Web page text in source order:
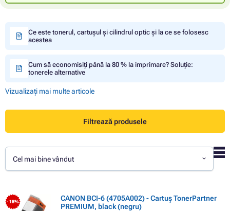
Ce este tonerul, cartușul și cilindrul optic și la ce se folosesc
acestea
Cum să economisiți până la 80 % la imprimare? Soluție:
tonerele alternative
Vizualizați mai multe articole
Filtrează produsele
Cel mai bine vândut
- 15%
CANON BCI-6 (4705A002) - Cartuș TonerPartner
PREMIUM, black (negru)